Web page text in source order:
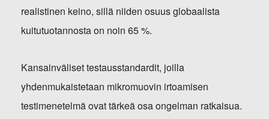
realistinen keino, sillä niiden osuus globaalista
kuitutuotannosta on noin 65 %.
Kansainväliset testausstandardit, joilla
yhdenmukaistetaan mikromuovin irtoamisen
testimenetelmä ovat tärkeä osa ongelman ratkaisua.